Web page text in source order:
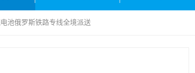
池俄罗斯铁路专线全境派送